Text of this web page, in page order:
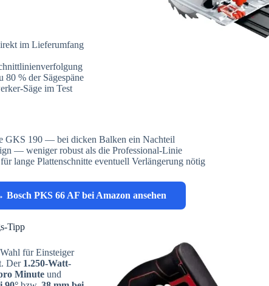
im Lieferumfang
80 % der Sägespäne
Säge im Test
GKS 190 — bei dicken Balken ein Nachteil
— weniger robust als die Professional-Linie
lange Plattenschnitte eventuell Verlängerung nötig
Bosch PKS 66 AF bei Amazon ansehen
Tipp
für Einsteiger
Der 1.250-Watt-
Minute und